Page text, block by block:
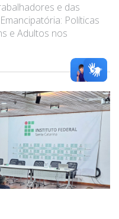
e das
Políticas
e Adultos nos